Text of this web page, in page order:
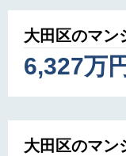
大田区のマン
6,327万
大田区のマン